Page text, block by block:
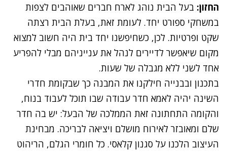
החזון: בעל הבית נוהג לארח חברים שאוהבים לצפות
במשחקי ספורט יחד. לעומת זאת, בעלת הבית רצתה
שקט ופרטיות. לכן, כשחיפשנו יחד בית היה חשוב למצוא
מקום שיאפשר לדיירים לנהל את ענייניהם מבלי להפריע
אחד לשני ללא מגבלה של שעות.
בתכנון ובבנייה חילקנו את המבנה כך שבקומת חדרי
השינה יהיה לאמא חדר עבודה שבו תוכל לעבוד בנוח,
והקומה התחתונה זאת הממלכה של הבעל: יש בה חדר
שלם ומאובזר לאירוח מושלם ויציאה לבריכה. מבחינת
העיצוב הלכנו על סגנון קלאסי. כל חומרי הגלם, הריהוט